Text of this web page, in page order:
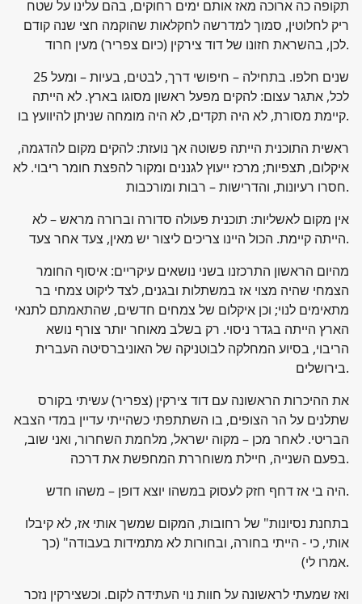
תקופה כה ארוכה מאז אותם ימים רחוקים, בהם עלינו על שטח
ריק לחלוטין, סמוך למדרשה לחקלאות שהוקמה חצי שנה קודם
לכן, בהשראת חזונו של דוד צירקין (כיום צפריר) מעין חרוד.
25 שנים חלפו. בתחילה – חיפושי דרך, לבטים, בעיות – ומעל
לכל, אתגר עצום: להקים מפעל ראשון מסוגו בארץ. לא הייתה
קיימת מסורת, לא היה תקדים, לא היה מומחה שניתן להיוועץ בו.
ראשית התוכנית הייתה פשוטה אך נועזת: להקים מקום להדגמה,
איקלום, תצפיות; מרכז ייעוץ לגננים ומקור להפצת חומר ריבוי. לא
חסרו רעיונות, והדרישות – רבות ומורכבות.
אין מקום לאשליות: תוכנית פעולה סדורה וברורה מראש – לא
הייתה קיימת. הכול היינו צריכים ליצור יש מאין, צעד אחר צעד.
מהיום הראשון התרכזנו בשני נושאים עיקריים: איסוף החומר
הצמחי שהיה מצוי אז במשתלות ובגנים, לצד ליקוט צמחי בר
מתאימים לנוי; וכן איקלום של צמחים חדשים, שהתאמתם לתנאי
הארץ הייתה בגדר ניסוי. רק בשלב מאוחר יותר צורף נושא
הריבוי, בסיוע המחלקה לבוטניקה של האוניברסיטה העברית
בירושלים.
את ההיכרות הראשונה עם דוד צירקין (צפריר) עשיתי בקורס
שתלנים על הר הצופים, בו השתתפתי כשהייתי עדיין במדי הצבא
הבריטי. לאחר מכן – מקוה ישראל, מלחמת השחרור, ואני שוב,
בפעם השנייה, חיילת משוחררת המחפשת את דרכה.
היה בי אז דחף חזק לעסוק במשהו יוצא דופן – משהו חדש.
בתחנת נסיונות" של רחובות, המקום שמשך אותי אז, לא קיבלו
אותי, כי - הייתי בחורה, ובחורות לא מתמידות בעבודה" (כך
אמרו לי).
ואז שמעתי לראשונה על חוות נוי העתידה לקום. וכשצירקין נזכר